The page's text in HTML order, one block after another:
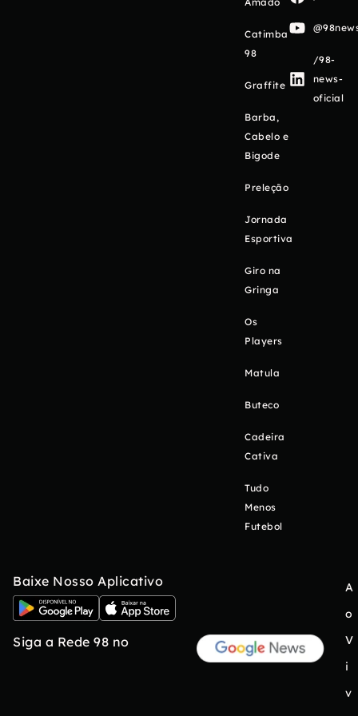
Catimba
98
Graffite
Barba,
Cabelo e
Bigode
Preleção
Jornada
Esportiva
Giro na
Gringa
Os
Players
Matula
Buteco
Cadeira
Cativa
Tudo
Menos
Futebol
/98-
news-
oficial
Baixe Nosso Aplicativo
Siga a Rede 98 no
A
o
V
i
v